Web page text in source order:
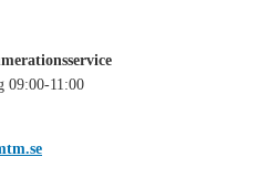
09:00-11:00